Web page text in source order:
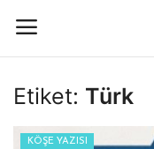
Giriş
Etiket: Türk
KÖŞE YAZISI